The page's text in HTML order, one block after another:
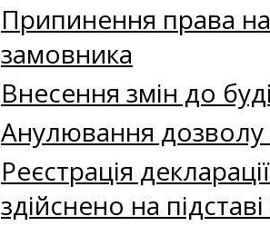
Припинення права
замовника
Внесення змін до
Анулювання дозволу
Реєстрація
здійснено на